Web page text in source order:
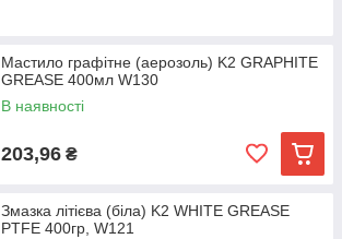
Мастило графітне (аерозоль) K2 GRAPHITE
GREASE 400мл W130
В наявності
203,96 ₴
Змазка літієва (біла) K2 WHITE GREASE
PTFE 400гр, W121